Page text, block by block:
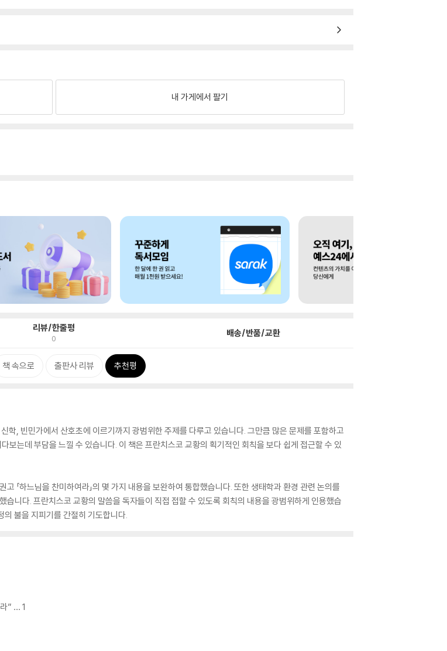
내 가게에서 팔기
리뷰/한줄평
0 배송/반품/교환
책 속으로 출판사 리뷰 추천평
학, 빈민가에서 산호초에 이르기까지 광범위한 주제를 다루고 있습니다. 그만큼 많은 문제를 포함하고
보는데 부담을 느낄 수 있습니다. 이 책은 프란치스코 교황의 획기적인 회칙을 보다 쉽게 접근할 수 있
고 「하느님을 찬미하여라」의 몇 가지 내용을 보완하여 통합했습니다. 또한 생태학과 환경 관련 논의를
니다. 프란치스코 교황의 말씀을 독자들이 직접 접할 수 있도록 회칙의 내용을 광범위하게 인용했습
의 불을 지피기를 간절히 기도합니다.
” … 1